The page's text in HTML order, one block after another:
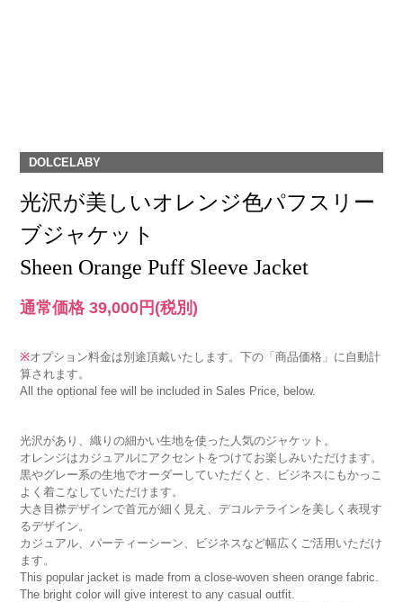
DOLCELABY
光沢が美しいオレンジ色パフスリー
ブジャケット
Sheen Orange Puff Sleeve Jacket
通常価格 39,000円 (税別)
※オプション料金は別途頂戴いたします。下の「商品価格」に自動計
算されます。
All the optional fee will be included in Sales Price, below.
光沢があり、織りの細かい生地を使った人気のジャケット。
オレンジはカジュアルにアクセントをつけてお楽しみいただけます。
黒やグレー系の生地でオーダーしていただくと、ビジネスにもかっこ
よく着こなしていただけます。
大き目襟デザインで首元が細く見え、デコルテラインを美しく表現す
るデザイン。
カジュアル、パーティーシーン、ビジネスなど幅広くご活用いただけ
ます。
This popular jacket is made from a close-woven sheen orange fabric.
The bright color will give interest to any casual outfit.